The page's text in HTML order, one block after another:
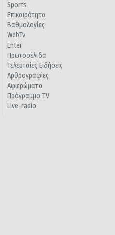
Sports
Επικαιρότητα
Βαθμολογίες
WebTv
Enter
Πρωτοσέλιδα
Τελευταίες Ειδήσεις
Αρθρογραφίες
Αφιερώματα
Πρόγραμμα TV
Live-radio